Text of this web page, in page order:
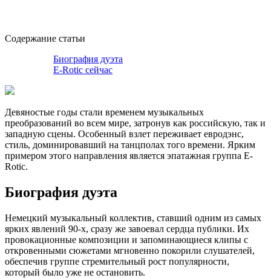
Содержание статьи
Биография дуэта
E-Rotic сейчас
Девяностые годы стали временем музыкальных
преобразований во всем мире, затронув как российскую, так и
западную сцены. Особенный взлет переживает евродэнс,
стиль, доминировавший на танцполах того времени. Ярким
примером этого направления является эпатажная группа E-
Rotic.
Биография дуэта
Немецкий музыкальный коллектив, ставший одним из самых
ярких явлений 90-х, сразу же завоевал сердца публики. Их
провокационные композиции и запоминающиеся клипы с
откровенными сюжетами мгновенно покорили слушателей,
обеспечив группе стремительный рост популярности,
который было уже не остановить.